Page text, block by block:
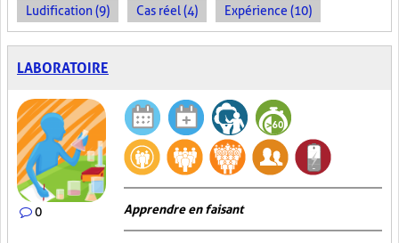
Ludification (9) Cas réel (4) Expérience (10)
LABORATOIRE
0 Apprendre en faisant